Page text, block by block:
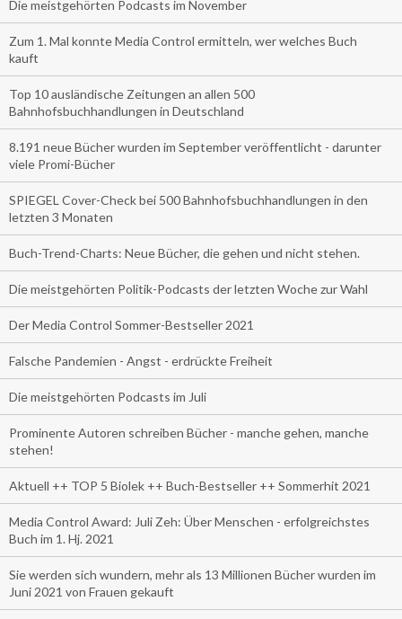
Die meistgehörten Podcasts im November
Zum 1. Mal konnte Media Control ermitteln, wer welches Buch
kauft
Top 10 ausländische Zeitungen an allen 500
Bahnhofsbuchhandlungen in Deutschland
8.191 neue Bücher wurden im September veröffentlicht - darunter
viele Promi-Bücher
SPIEGEL Cover-Check bei 500 Bahnhofsbuchhandlungen in den
letzten 3 Monaten
Buch-Trend-Charts: Neue Bücher, die gehen und nicht stehen.
Die meistgehörten Politik-Podcasts der letzten Woche zur Wahl
Der Media Control Sommer-Bestseller 2021
Falsche Pandemien - Angst - erdrückte Freiheit
Die meistgehörten Podcasts im Juli
Prominente Autoren schreiben Bücher - manche gehen, manche
stehen!
Aktuell ++ TOP 5 Biolek ++ Buch-Bestseller ++ Sommerhit 2021
Media Control Award: Juli Zeh: Über Menschen - erfolgreichstes
Buch im 1. Hj. 2021
Sie werden sich wundern, mehr als 13 Millionen Bücher wurden im
Juni 2021 von Frauen gekauft